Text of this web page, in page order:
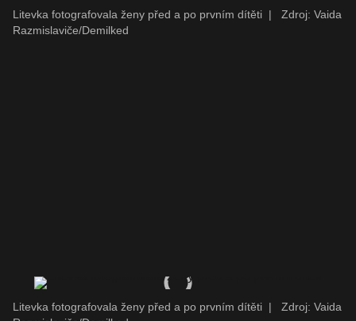
Litevka fotografovala ženy před a po prvním dítěti |
Zdroj: Vaida
Razmislaviče/Demilked
Litevka fotografovala ženy před a po prvním dítěti |
Zdroj: Vaida